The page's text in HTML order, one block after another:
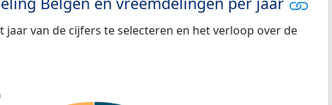
van de cijfers te selecteren en het verloop over de